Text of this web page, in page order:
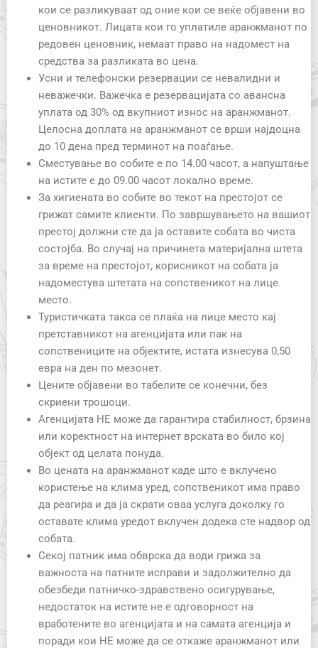
кои се разликуваат од оние кои се веќе објавени во
ценовникот. Лицата кои го уплатиле аранжманот по
редовен ценовник, немаат право на надомест на
средства за разликата во цена.
Усни и телефонски резервации се невалидни и
неважечки. Важечка е резервацијата со авансна
уплата од 30% од вкупниот износ на аранжманот.
Целосна доплата на аранжманот се врши најдоцна
до 10 дена пред терминот на поаѓање.
Сместување во собите е по 14.00 часот, а напуштање
на истите е до 09.00 часот локално време.
За хигиената во собите во текот на престојот се
грижат самите клиенти. По завршувањето на вашиот
престој должни сте да ја оставите собата во чиста
состојба. Во случај на причинета материјална штета
за време на престојот, корисникот на собата ја
надоместува штетата на сопственикот на лице
место.
Туристичката такса се плаќа на лице место кај
претставникот на агенцијата или пак на
сопствениците на објектите, истата изнесува 0,50
евра на ден по мезонет.
Цените објавени во табелите се конечни, без
скриени трошоци.
Агенцијата НЕ може да гарантира стабилност, брзина
или коректност на интернет врската во било кој
објект од целата понуда.
Во цената на аранжманот каде што е вклучено
користење на клима уред, сопственикот има право
да реагира и да ја скрати оваа услуга доколку го
оставате клима уредот вклучен додека сте надвор од
собата.
Секој патник има обврска да води грижа за
важноста на патните исправи и задолжително да
обезбеди патничко-здравствено осигурување,
недостаток на истите не е одговорност на
вработените во агенцијата и на самата агенција и
поради кои НЕ можe да се откаже аранжманот или